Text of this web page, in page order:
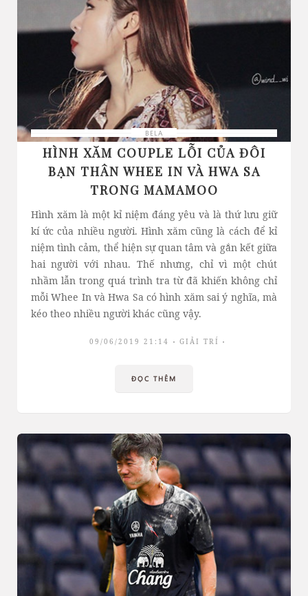
BELA
HÌNH XĂM COUPLE LỖI CỦA ĐÔI
BẠN THÂN WHEE IN VÀ HWA SA
TRONG MAMAMOO
Hình xăm là một kỉ niệm đáng yêu và là thứ lưu giữ
kí ức của nhiều người. Hình xăm cũng là cách để kỉ
niệm tình cảm, thể hiện sự quan tâm và gắn kết giữa
hai người với nhau. Thế nhưng, chỉ vì một chút
nhầm lẫn trong quá trình tra từ đã khiến không chỉ
mỗi Whee In và Hwa Sa có hình xăm sai ý nghĩa, mà
kéo theo nhiều người khác cũng vậy.
09/06/2019 21:14 GIẢI TRÍ
ĐỌC THÊM